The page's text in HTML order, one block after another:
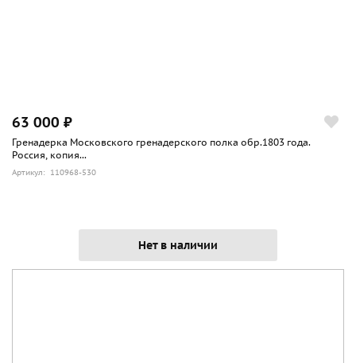
63 000 ₽
Гренадерка Московского гренадерского полка обр.1803 года.
Россия, копия...
Артикул: 110968-530
Нет в наличии